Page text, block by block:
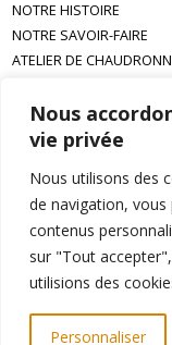
Nous
vie privée
Nous utilisons des
de navigation,
contenus
sur "Tout
utilisions des
Personnaliser
NOTRE HISTOIRE
NOTRE SAVOIR-FAIRE
ATELIER DE
INFORMATIONS
PAIEMENT
ÉCHANGE & RETOURS
CONDITIONS GÉNÉRALES